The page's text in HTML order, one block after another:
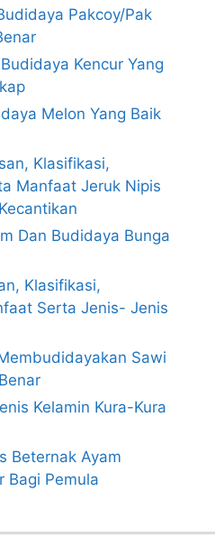
Pakcoy/Pak
Kencur Yang
Melon Yang Baik
Klasifikasi,
Manfaat Jeruk Nipis
Dan Budidaya Bunga
Klasifikasi,
Serta Jenis- Jenis
Sawi
Kelamin Kura-Kura
Beternak Ayam
Bagi Pemula